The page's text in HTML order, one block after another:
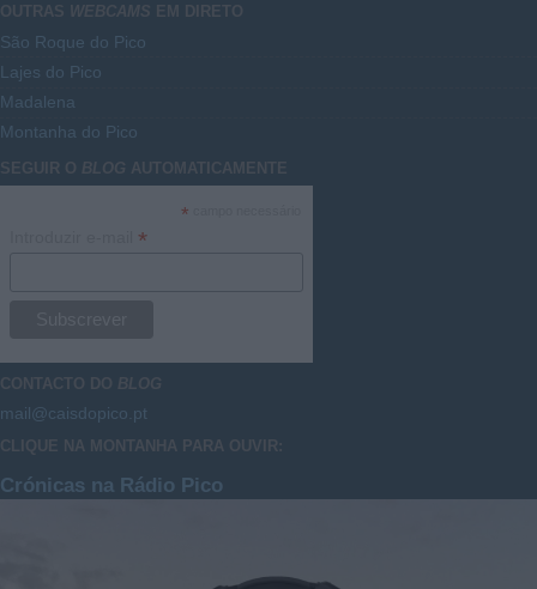
OUTRAS WEBCAMS EM DIRETO
São Roque do Pico
Lajes do Pico
Madalena
Montanha do Pico
SEGUIR O BLOG AUTOMATICAMENTE
*
*
CONTACTO DO BLOG
mail@caisdopico.pt
CLIQUE NA MONTANHA PARA OUVIR:
Crónicas na Rádio Pico